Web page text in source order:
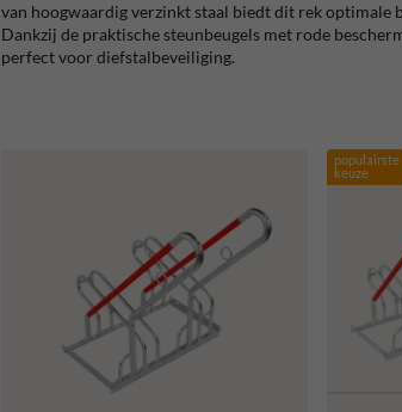
van hoogwaardig verzinkt staal biedt dit rek optimale
Dankzij de praktische steunbeugels met rode
perfect voor diefstalbeveiliging.
populairste
keuze